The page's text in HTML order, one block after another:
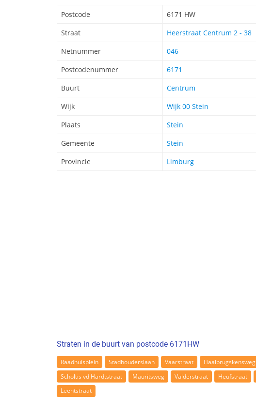
Postcode
6171 HW
Straat
Heerstraat Centrum 2 - 38
Netnummer
046
Postcodenummer
6171
Buurt
Centrum
Wijk
Wijk 00 Stein
Plaats
Stein
Gemeente
Stein
Provincie
Limburg
Straten in de buurt van postcode 6171HW
Raadhuisplein Stadhouderslaan Vaarstraat
Haalbrugskensweg
Scholtis vd Hardtstraat
Mauritsweg Valderstraat Heufstraat
Leentstraat